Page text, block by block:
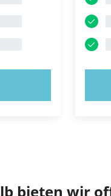
bieten wir